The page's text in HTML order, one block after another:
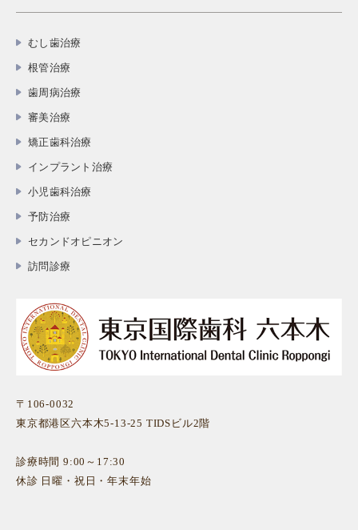
むし歯治療
根管治療
歯周病治療
審美治療
矯正歯科治療
インプラント治療
小児歯科治療
予防治療
セカンドオピニオン
訪問診療
〒106-0032
東京都港区六本木5-13-25 TIDSビル2階
診療時間 9:00～17:30
休診 日曜・祝日・年末年始